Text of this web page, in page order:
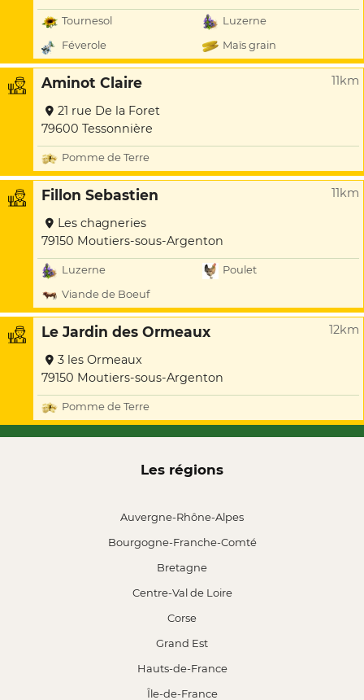
Tournesol
Luzerne
Féverole
Maïs grain
Aminot Claire 11km
21 rue De la Foret
79600 Tessonnière
Pomme de Terre
Fillon Sebastien 11km
Les chagneries
79150 Moutiers-sous-Argenton
Luzerne
Poulet
Viande de Boeuf
Le Jardin des Ormeaux 12km
3 les Ormeaux
79150 Moutiers-sous-Argenton
Pomme de Terre
Les régions
Auvergne-Rhône-Alpes
Bourgogne-Franche-Comté
Bretagne
Centre-Val de Loire
Corse
Grand Est
Hauts-de-France
Île-de-France